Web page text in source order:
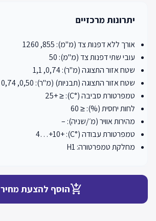
יתרונות מרכזיים
אורך ללא דפנות צד (מ"מ): 855, 1260
עובי שתי דפנות צד (מ"מ): 50
שטח אזור התצוגה (מ"ר): 0,74, 1,1
שטח אזור התצוגה (תבניות) (מ"ר): 0,50, 0,74
טמפרטורת סביבה (°C): ≤ +25
לחות יחסית (%): ≤ 60
מהירות אוויר (מ׳/שניה): –
טמפרטורת עבודה (°C): +4…+10
מחלקת טמפרטורה: H1
add_shopping_cartהוסף להצעת מחיר